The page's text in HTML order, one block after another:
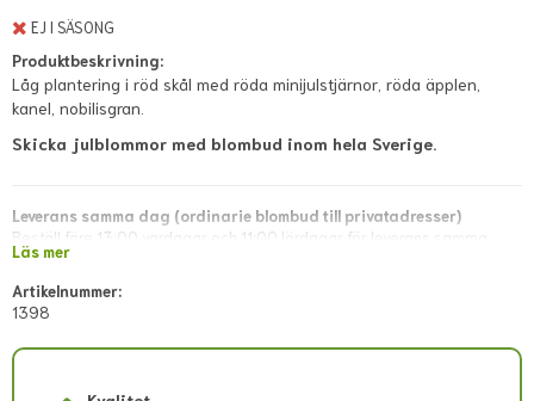
EJ I SÄSONG
Produktbeskrivning:
Låg plantering i röd skål med röda minijulstjärnor, röda äpplen,
kanel, nobilisgran.
Skicka julblommor med blombud inom hela Sverige.
Leverans samma dag (ordinarie blombud till privatadresser)
Beställ före 13:00 vardagar och 11:00 lördagar för leverans samma
dag. Lokala avvikelser kan förekomma; dessa visas i direkt kassan eller
Leverans samma dag (blombud till företagsadresser)
visas i direkt kassan eller meddelas snarast via mejl efter lagd
Läs mer
Artikelnummer:
1398